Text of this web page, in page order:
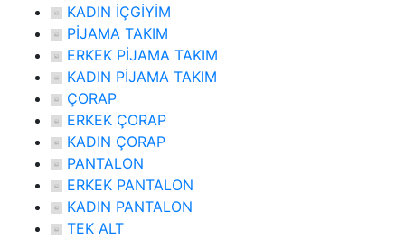
KADIN İÇGİYİM
PİJAMA TAKIM
ERKEK PİJAMA TAKIM
KADIN PİJAMA TAKIM
ÇORAP
ERKEK ÇORAP
KADIN ÇORAP
PANTALON
ERKEK PANTALON
KADIN PANTALON
TEK ALT